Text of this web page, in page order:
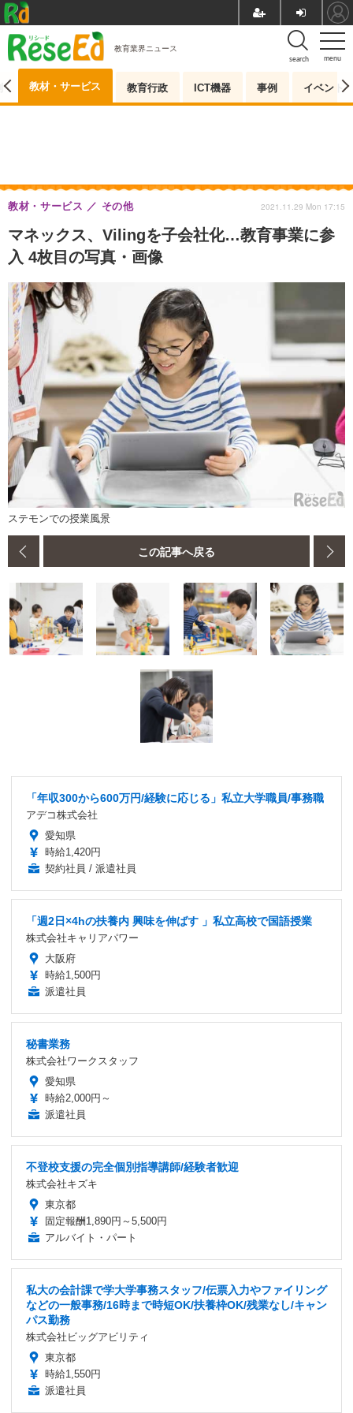
menu
search
教育業界ニュース
教材・サービス 教育行政 ICT機器 事例 イベント
マネックス、Vilingを子会社化…教育事業に参
入 4枚目の写真・画像
教材・サービス その他 2021.11.29 Mon 17:15
ステモンでの授業風景
この記事へ戻る
「年収300から600万円/経験に応じる」私立大学職員/事務職
アデコ株式会社
愛知県
時給1,420円
契約社員 / 派遣社員
「週2日×4hの扶養内 興味を伸ばす 」私立高校で国語授業
株式会社キャリアパワー
大阪府
時給1,500円
派遣社員
秘書業務
株式会社ワークスタッフ
愛知県
時給2,000円～
派遣社員
不登校支援の完全個別指導講師/経験者歓迎
株式会社キズキ
東京都
固定報酬1,890円～5,500円
アルバイト・パート
私大の会計課で学大学事務スタッフ/伝票入力やファイリング
などの一般事務/16時まで時短OK/扶養枠OK/残業なし/キャン
パス勤務
株式会社ビッグアビリティ
東京都
時給1,550円
派遣社員